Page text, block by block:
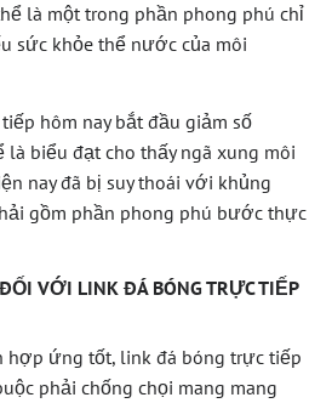
là một trong phần phong phú chỉ
sức khỏe thể nước của môi
hôm nay bắt đầu giảm số
là biểu đạt cho thấy ngã xung môi
nay đã bị suy thoái với khủng
gồm phần phong phú bước thực
VỚI LINK ĐÁ BÓNG TRỰC TIẾP
hợp ứng tốt, link đá bóng trực tiếp
phải chống chọi mang mang